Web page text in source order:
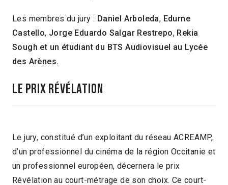
Les membres du jury : Daniel Arboleda, Edurne
Castello, Jorge Eduardo Salgar Restrepo, Rekia
Sough et un étudiant du BTS Audiovisuel au Lycée
des Arènes.
LE PRIX RÉVÉLATION
Le jury, constitué d’un exploitant du réseau ACREAMP,
d’un professionnel du cinéma de la région Occitanie et
un professionnel européen, décernera le prix
Révélation au court-métrage de son choix. Ce court-